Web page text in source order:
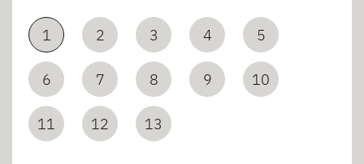
1 2 3 4 5
6 7 8 9 10
11 12 13